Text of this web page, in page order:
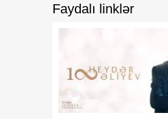
bp-də işləyən Azərbaycan
Zərurət yaranarsa, dost
Ukraynaya da qaz tədarük
etməkdən məmnun olarıq
Faydalı linklər